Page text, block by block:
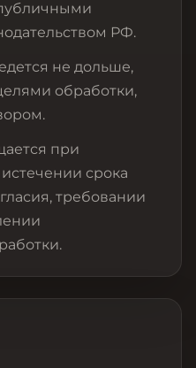
РФ.
не дольше,
обработки,
при
срока
требовании